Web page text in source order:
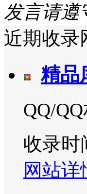
发言请遵
近期收录
精品
QQ/
收录时
网站详